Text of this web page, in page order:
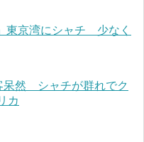
東京湾にシャチ 少なく
呆然 シャチが群れでク
カ